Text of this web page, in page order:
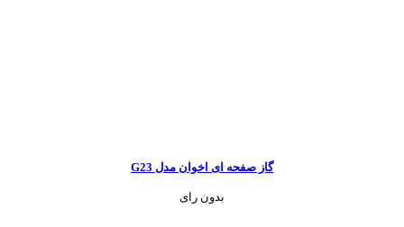
گاز صفحه ای اخوان مدل G23
بدون رای